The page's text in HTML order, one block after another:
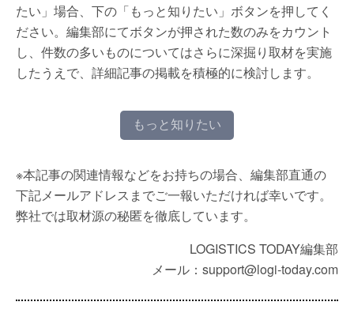
たい」場合、下の「もっと知りたい」ボタンを押してく
ださい。編集部にてボタンが押された数のみをカウント
し、件数の多いものについてはさらに深掘り取材を実施
したうえで、詳細記事の掲載を積極的に検討します。
もっと知りたい
※本記事の関連情報などをお持ちの場合、編集部直通の
下記メールアドレスまでご一報いただければ幸いです。
弊社では取材源の秘匿を徹底しています。
LOGISTICS TODAY編集部
メール：support@logi-today.com